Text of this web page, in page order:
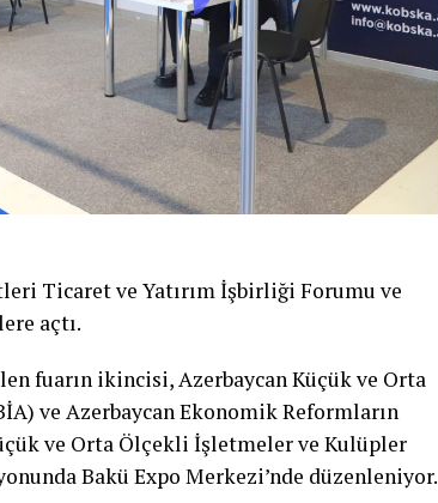
Ticaret ve Yatırım İşbirliği Forumu ve
açtı.
fuarın ikincisi, Azerbaycan Küçük ve Orta
ve Azerbaycan Ekonomik Reformların
ve Orta Ölçekli İşletmeler ve Kulüpler
Bakü Expo Merkezi’nde düzenleniyor.